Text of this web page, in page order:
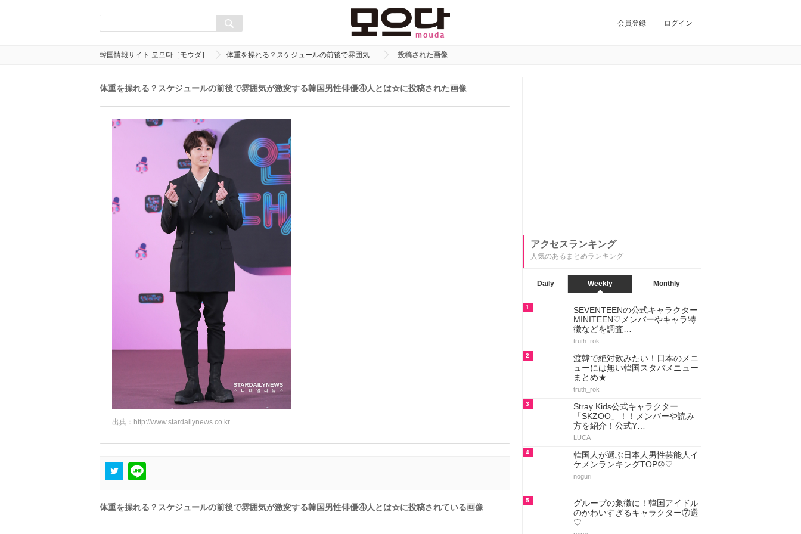
会員登録 ログイン
韓国情報サイト 모으다［モウダ］ 体重を操れる？スケジュールの前後で雰囲気… 投稿された画像
体重を操れる？スケジュールの前後で雰囲気が激変する韓国男性俳優④人とは☆に投稿された画像
出典： http://www.stardailynews.co.kr
体重を操れる？スケジュールの前後で雰囲気が激変する韓国男性俳優④人とは☆に投稿されている画像
アクセスランキング
人気のあるまとめランキング
Daily Weekly Monthly
1
SEVENTEENの公式キャラクター
MINITEEN♡メンバーやキャラ特
徴などを調査…
truth_rok
2
渡韓で絶対飲みたい！日本のメニ
ューには無い韓国スタバメニュー
まとめ★
truth_rok
3
Stray Kids公式キャラクター
「SKZOO」！！メンバーや読み
方を紹介！公式Y…
LUCA
4
韓国人が選ぶ日本人男性芸能人イ
ケメンランキングTOP⑩♡
noguri
5
グループの象徴に！韓国アイドル
のかわいすぎるキャラクター⑦選
♡